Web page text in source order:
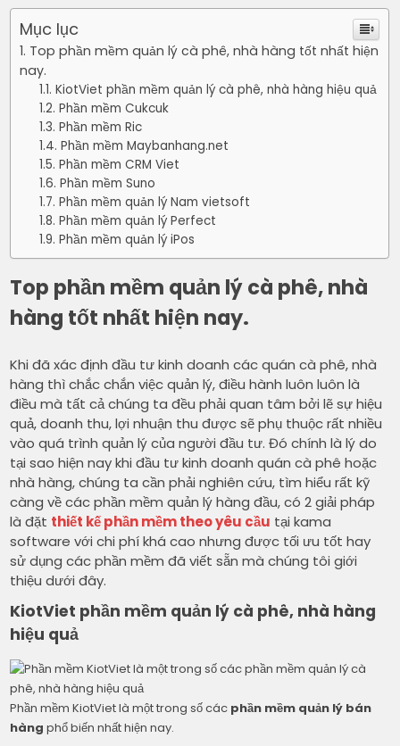
Mục lục
Top phần mềm quản lý cà phê, nhà hàng tốt nhất hiện
nay.
KiotViet phần mềm quản lý cà phê, nhà hàng hiệu quả
Phần mềm Cukcuk
Phần mềm Ric
Phần mềm Maybanhang.net
Phần mềm CRM Viet
Phần mềm Suno
Phần mềm quản lý Nam vietsoft
Phần mềm quản lý Perfect
Phần mềm quản lý iPos
Top phần mềm quản lý cà phê, nhà
hàng tốt nhất hiện nay.
Khi đã xác định đầu tư kinh doanh các quán cà phê, nhà
hàng thì chắc chắn việc quản lý, điều hành luôn luôn là
điều mà tất cả chúng ta đều phải quan tâm bởi lẽ sự hiệu
quả, doanh thu, lợi nhuận thu được sẽ phụ thuộc rất nhiều
vào quá trình quản lý của người đầu tư. Đó chính là lý do
tại sao hiện nay khi đầu tư kinh doanh quán cà phê hoặc
nhà hàng, chúng ta cần phải nghiên cứu, tìm hiểu rất kỹ
càng về các phần mềm quản lý hàng đầu, có 2 giải pháp
là đặt thiết kế phần mềm theo yêu cầu tại kama
software với chi phí khá cao nhưng được tối ưu tốt hay
sử dụng các phần mềm đã viết sẵn mà chúng tôi giới
thiệu dưới đây.
KiotViet phần mềm quản lý cà phê, nhà hàng
hiệu quả
Phần mềm KiotViet là một trong số các phần mềm quản lý bán
hàng phổ biến nhất hiện nay.